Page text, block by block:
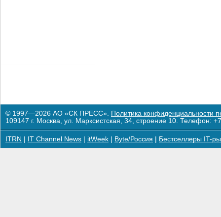
© 1997—2026 АО «СК ПРЕСС». Политика конфиденциальности
109147 г. Москва, ул. Марксистская, 34, строение 10. Телефон:
ITRN IT Channel News itWeek Byte/Россия Бестселлеры IT-